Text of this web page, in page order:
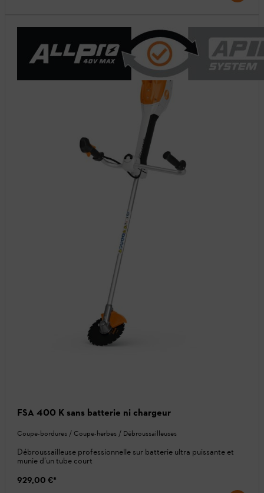
FSA 400 K sans batterie ni chargeur
Coupe-bordures / Coupe-herbes / Débroussailleuses
Débroussailleuse professionnelle sur batterie ultra puissante et
munie d’un tube court
929,00 €*